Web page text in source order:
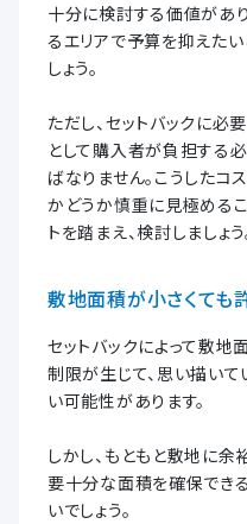
十分に検討する価値があり
るエリアで予算を抑えた
しょう。
ただし、セットバックに
として購入者が負担する
ばなりません。こうしたコ
かどうか慎重に見極めるこ
トを踏まえ、検討しましょう
敷地面積が小さくても
セットバックによって敷
制限が生じて、思い描い
い可能性があります。
しかし、もともと敷地に余
要十分な面積を確保でき
いでしょう。